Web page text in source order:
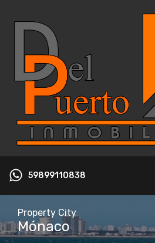
59899110838
Property City
Mónaco